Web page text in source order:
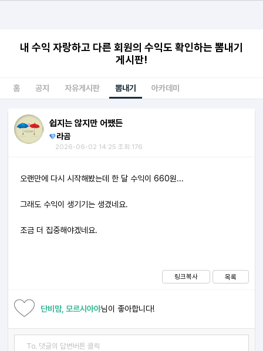
내 수익 자랑하고 다른 회원의 수익도 확인하는 뽐내기
게시판!
홈 공지 자유게시판 뽐내기 아카데미
쉽지는 않지만 어쨌든
라곰
2026-06-02 14:25 조회:176
오랜만에 다시 시작해봤는데 한 달 수익이 660원...
그래도 수익이 생기기는 생겼네요.
조금 더 집중해야겠네요.
링크복사 목록
단비맘, 모르시아야님이 좋아합니다!
To. 댓글의 답변버튼 클릭